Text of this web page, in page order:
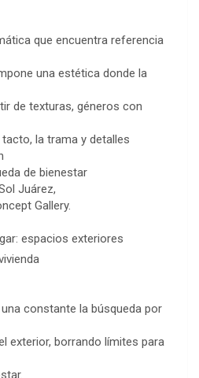
que encuentra referencia
una estética donde la
de texturas, géneros con
la trama y detalles
de bienestar
Juárez,
Gallery.
espacios exteriores
constante la búsqueda por
exterior, borrando límites para